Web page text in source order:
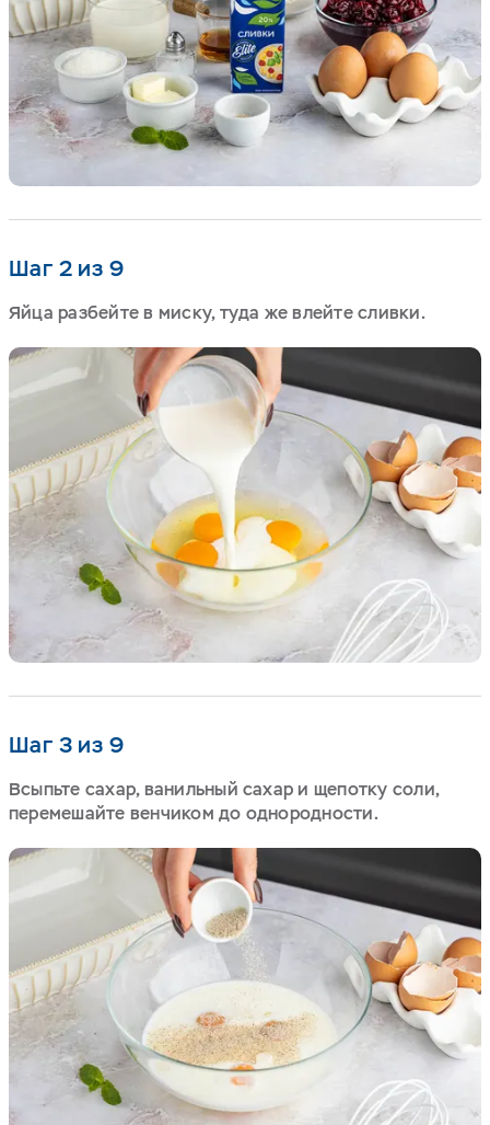
Шаг 2 из 9
Яйца разбейте в миску, туда же влейте сливки.
Шаг 3 из 9
Всыпьте сахар, ванильный сахар и щепотку соли,
перемешайте венчиком до однородности.